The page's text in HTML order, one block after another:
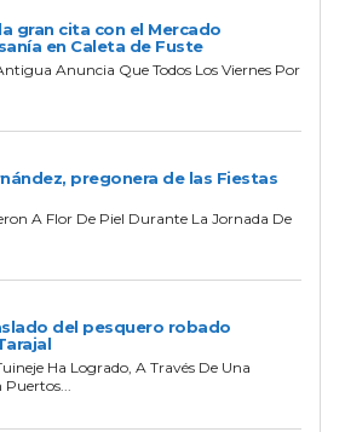
gran cita con el Mercado
en Caleta de Fuste
Anuncia Que Todos Los Viernes Por
pregonera de las Fiestas
A Flor De Piel Durante La Jornada De
del pesquero robado
Ha Logrado, A Través De Una